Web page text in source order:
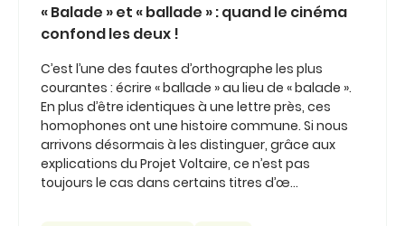
« Balade » et « ballade » : quand le cinéma
confond les deux !
C’est l’une des fautes d’orthographe les plus
courantes : écrire « ballade » au lieu de « balade ».
En plus d’être identiques à une lettre près, ces
homophones ont une histoire commune. Si nous
arrivons désormais à les distinguer, grâce aux
explications du Projet Voltaire, ce n’est pas
toujours le cas dans certains titres d’œ...